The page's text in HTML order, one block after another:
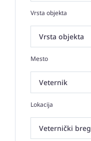
Vrsta objekta
Mesto
Lokacija
Veternički breg